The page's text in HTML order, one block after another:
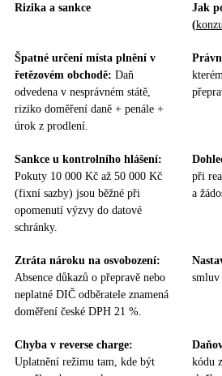
Rizika a sankce
Jak
(
Špatné určení místa plnění v
řetězovém obchodě: Daň
odvedena v nesprávném státě,
riziko doměření daně + penále +
úrok z prodlení.
Sankce u kontrolního hlášení:
Pokuty 10 000 Kč až 50 000 Kč
(fixní sazby) jsou běžné při
opomenutí výzvy do datové
schránky.
při
a
Ztráta nároku na osvobození:
Absence důkazů o přepravě nebo
neplatné DIČ odběratele znamená
doměření české DPH 21 %.
smluv
Chyba v reverse charge:
Uplatnění režimu tam, kde být
kódu